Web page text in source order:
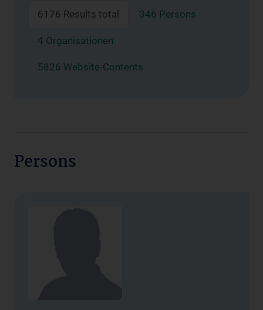
6176 Results total 346 Persons
4 Organisationen
5826 Website-Contents
Persons